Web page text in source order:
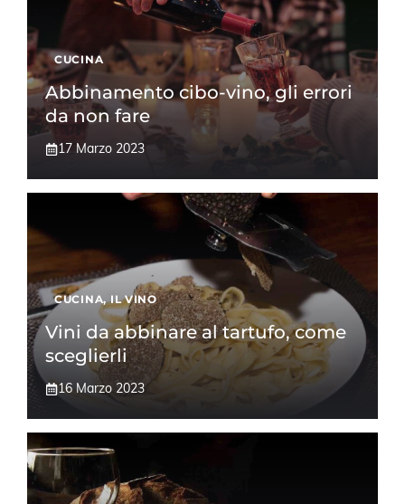
CUCINA
Abbinamento cibo-vino, gli errori
da non fare
17 Marzo 2023
CUCINA,IL VINO
Vini da abbinare al tartufo, come
sceglierli
16 Marzo 2023